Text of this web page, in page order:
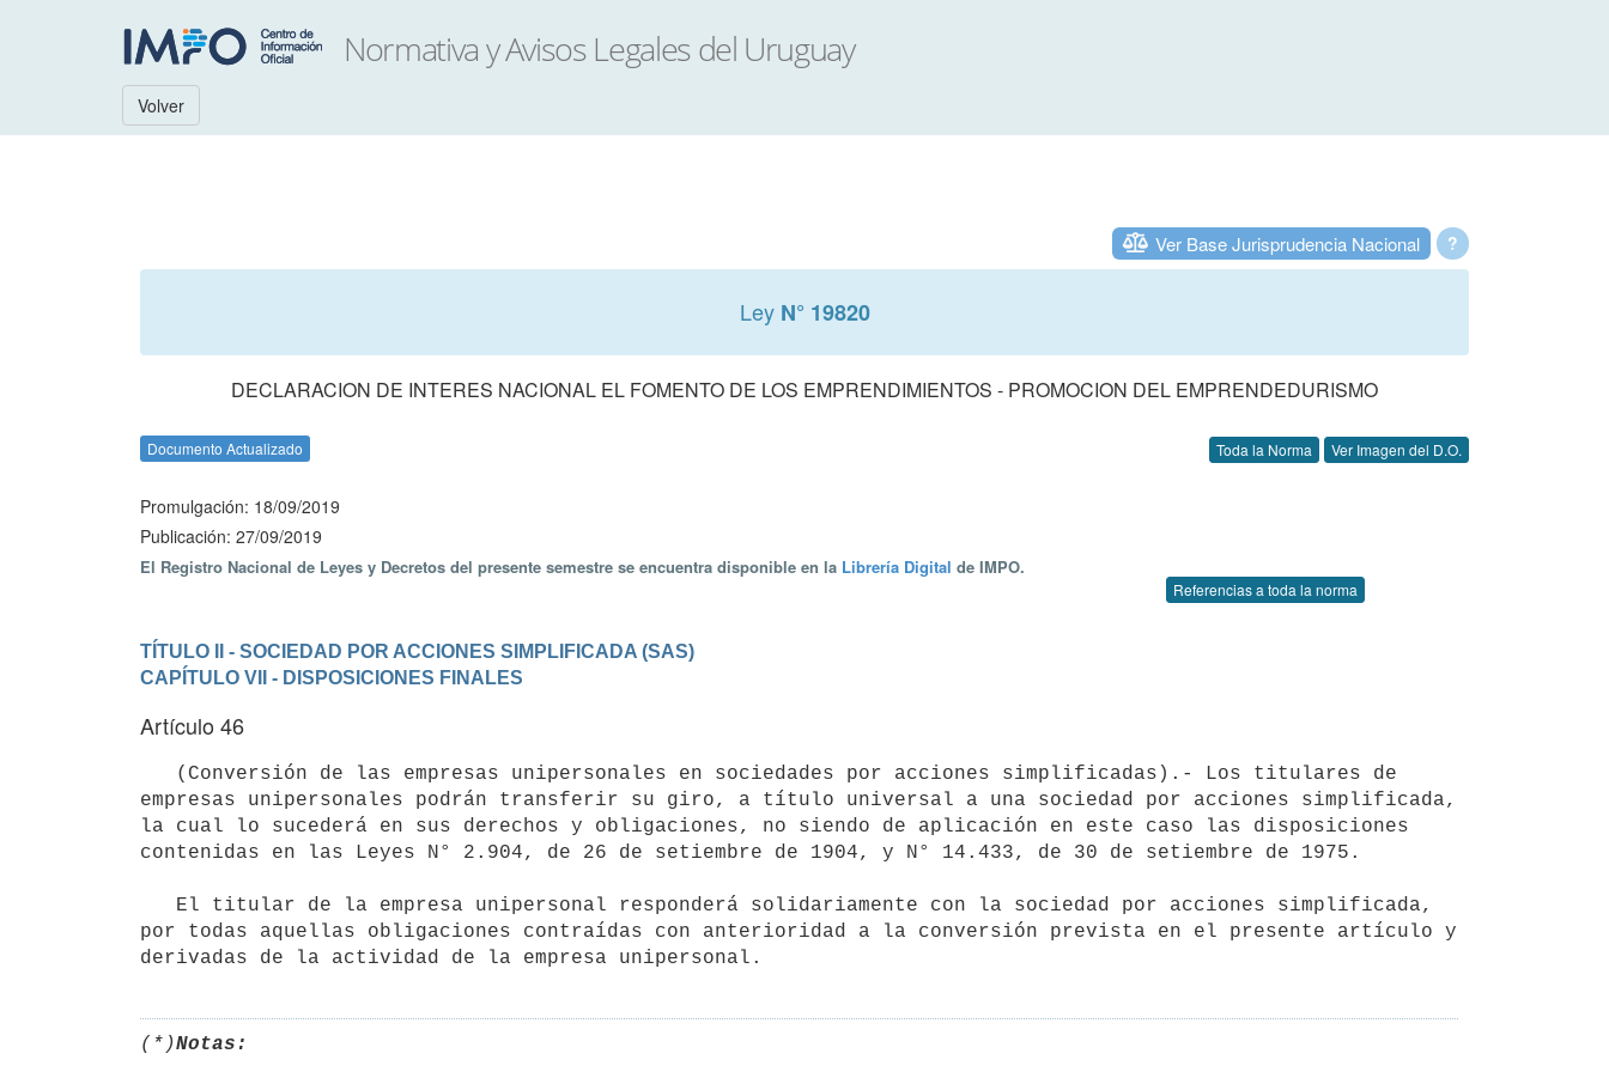
Volver
?
Ver Base Jurisprudencia Nacional
Ley N° 19820
DECLARACION DE INTERES NACIONAL EL FOMENTO DE LOS EMPRENDIMIENTOS - PROMOCION DEL EMPRENDEDURISMO
Documento Actualizado Toda la Norma Ver Imagen del D.O.
Promulgación: 18/09/2019
Publicación: 27/09/2019
El Registro Nacional de Leyes y Decretos del presente semestre se encuentra disponible en la Librería Digital de IMPO.
Referencias a toda la norma
TÍTULO II - SOCIEDAD POR ACCIONES SIMPLIFICADA (SAS)
CAPÍTULO VII - DISPOSICIONES FINALES
Artículo 46
empresas unipersonales podrán transferir su giro, a título universal a una sociedad por acciones simplificada,
la cual lo sucederá en sus derechos y obligaciones, no siendo de aplicación en este caso las disposiciones
contenidas en las Leyes N° 2.904, de 26 de setiembre de 1904, y N° 14.433, de 30 de setiembre de 1975.
por todas aquellas obligaciones contraídas con anterioridad a la conversión prevista en el presente artículo y
(*)Notas: